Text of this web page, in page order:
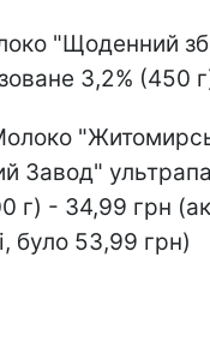
"Щоденний
3,2% (450
Завод"
г) - 34,99 грн
було 53,99 грн)